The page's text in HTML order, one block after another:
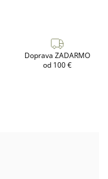
Doprava ZADARMO
od 100 €